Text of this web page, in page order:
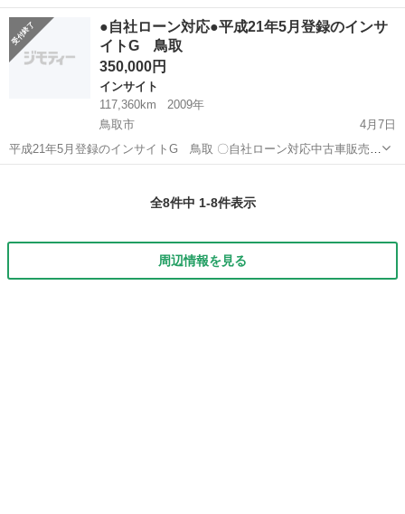
ちょこ乗るので距離は少し伸びると思います。 車検有効期限 令和6
年5月12日 リサイクル料金・自動車税は込みの金額です。 オーディオ
FH-9...
鳥取 インサイト 預かり金
●自社ローン対応●平成21年5月登録のインサ
イトG 鳥取
350,000円
インサイト
117,360km
2009年
鳥取市
4月7日
平成21年5月登録のインサイトG 鳥取 〇自社ローン対応中古車販売〇
☆どなたでもローン対応可能☆ １、勤続年数の短い方
全8件中 1-8件表示
周辺情報を見る